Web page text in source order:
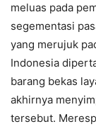
meluas pada
segementasi
yang merujuk
Indonesia
barang bekas
akhirnya
tersebut.